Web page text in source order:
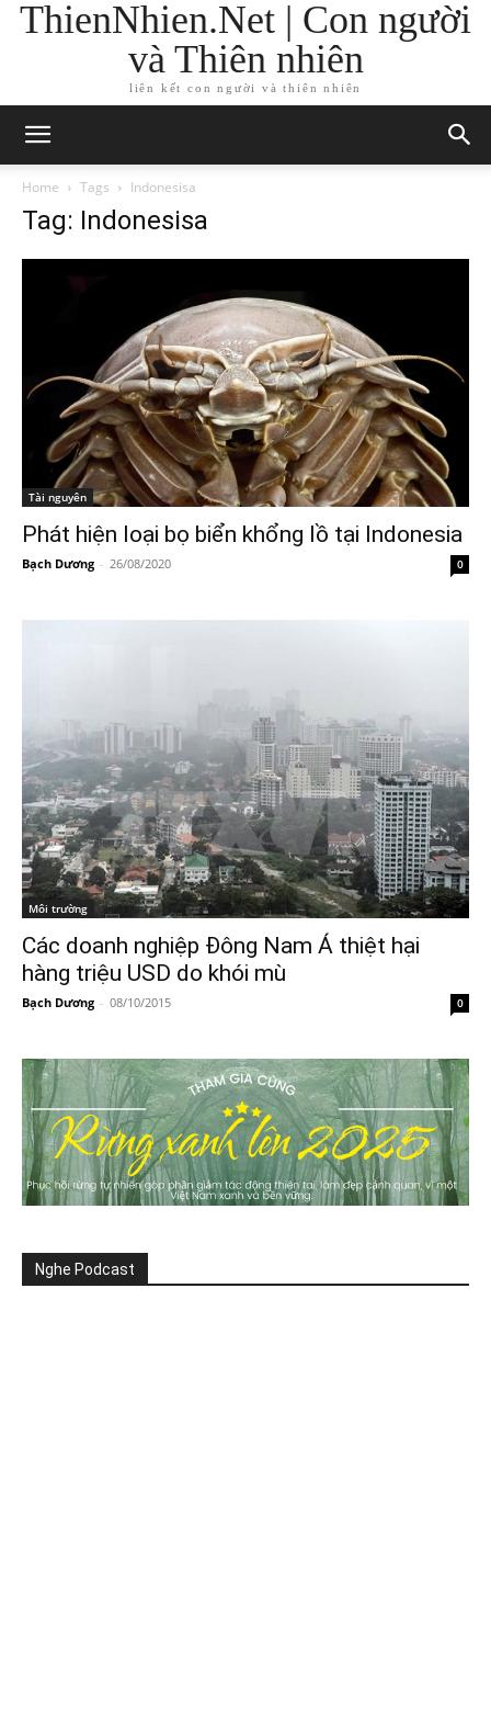
ThienNhien.Net | Con người
và Thiên nhiên
liên kết con người và thiên nhiên
Home Tags Indonesisa
Tag: Indonesisa
Tài nguyên
Phát hiện loại bọ biển khổng lồ tại Indonesia
Bạch Dương - 26/08/2020 0
Môi trường
Các doanh nghiệp Đông Nam Á thiệt hại
hàng triệu USD do khói mù
Bạch Dương - 08/10/2015 0
Nghe Podcast